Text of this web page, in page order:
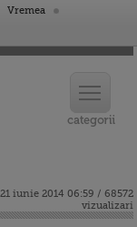
Vremea
21 iunie 2014 06:59 / 68572
vizualizari